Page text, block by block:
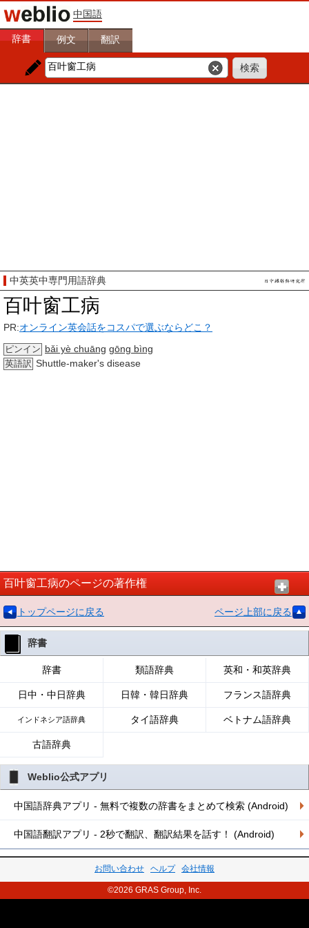
中国語
辞書 例文 翻訳
中英英中専門用語辞典
百叶窗工病
PR:オンライン英会話をコスパで選ぶならどこ？
ピンイン bǎi yè chuāng gōng bìng
英語訳 Shuttle-maker's disease
百叶窗工病のページの著作権
トップページに戻る ページ上部に戻る
辞書
辞書 類語辞典 英和・和英辞典
日中・中日辞典 日韓・韓日辞典 フランス語辞典
インドネシア語辞典 タイ語辞典 ベトナム語辞典
古語辞典
Weblio公式アプリ
中国語辞典アプリ - 無料で複数の辞書をまとめて検索 (Android)
中国語翻訳アプリ - 2秒で翻訳、翻訳結果を話す！ (Android)
お問い合わせ ヘルプ 会社情報
©2026 GRAS Group, Inc.